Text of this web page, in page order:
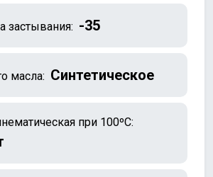
застывания: -35
масла: Синтетическое
при 100ºC: